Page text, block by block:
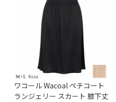
ワコール Wacoal ペチコート
ランジェリー スカート 膝下丈